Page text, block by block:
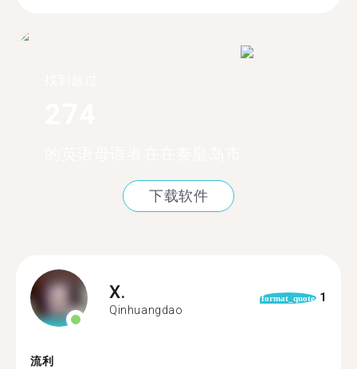
下载软件
X.
Qinhuangdao
format_quote 1
流利